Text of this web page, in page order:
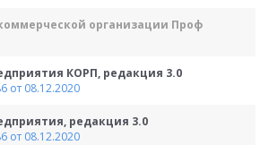
организации Проф
КОРП, редакция 3.0
от 08.12.2020
редакция 3.0
от 08.12.2020